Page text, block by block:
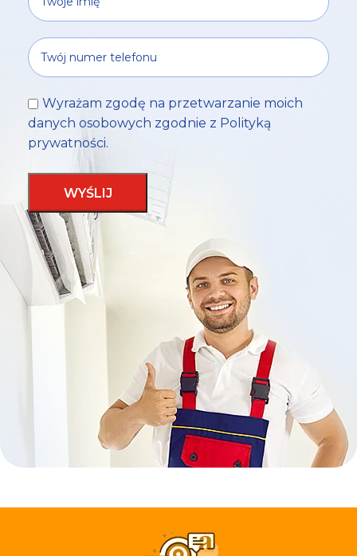
Wyrażam zgodę na przetwarzanie moich
danych osobowych zgodnie z Polityką
prywatności.